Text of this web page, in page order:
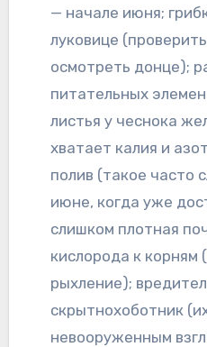
— начале июня;
луковице
осмотреть донце);
питательных
листья у чеснока
хватает калия и
полив (такое часто
июне, когда уже
слишком плотная
кислорода к корням
рыхление);
скрытнохоботник
невооруженным